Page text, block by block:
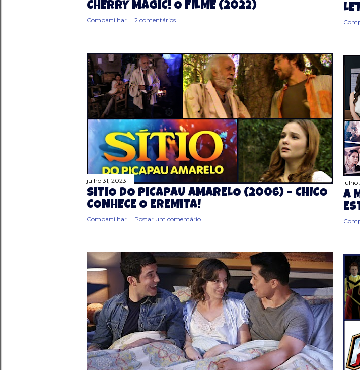
CHERRY MAGIC! O FILME (2022)
Compartilhar 2 comentários
julho 31, 2023
SÍTIO DO PICAPAU AMARELO (2006) – CHICO
CONHECE O EREMITA!
Compartilhar Postar um comentário
julho
A